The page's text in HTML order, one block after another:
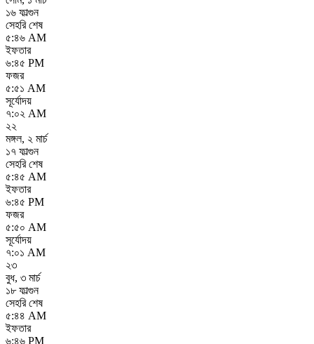
১৬ ফাল্গুন
সেহরি শেষ
৫:৪৬ AM
ইফতার
৬:৪৫ PM
ফজর
৫:৫১ AM
সূর্যোদয়
৭:০২ AM
২২
মঙ্গল, ২ মার্চ
১৭ ফাল্গুন
সেহরি শেষ
৫:৪৫ AM
ইফতার
৬:৪৫ PM
ফজর
৫:৫০ AM
সূর্যোদয়
৭:০১ AM
২৩
বুধ, ৩ মার্চ
১৮ ফাল্গুন
সেহরি শেষ
৫:৪৪ AM
ইফতার
৬:৪৬ PM